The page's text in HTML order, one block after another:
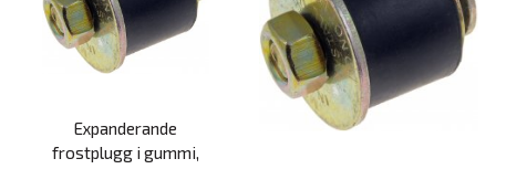
Expanderande
frostplugg i gummi,